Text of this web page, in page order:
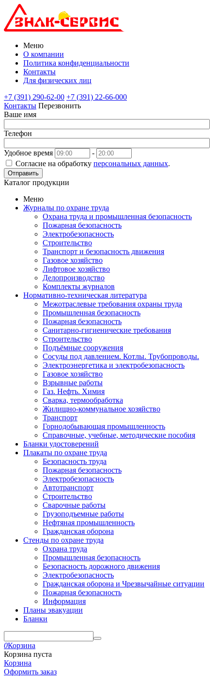
Меню
О компании
Политика конфиденциальности
Контакты
Для физических лиц
+7 (391) 290-62-00 +7 (391) 22-66-000
Контакты Перезвонить
Ваше имя
Телефон
Удобное время
-
Согласие на обработку персональных данных.
Отправить
Каталог продукции
Меню
Журналы по охране труда
Охрана труда и промышленная безопасность
Пожарная безопасность
Электробезопасность
Строительство
Транспорт и безопасность движения
Газовое хозяйство
Лифтовое хозяйство
Делопроизводство
Комплекты журналов
Нормативно-техническая литература
Межотраслевые требования охраны труда
Промышленная безопасность
Пожарная безопасность
Санитарно-гигиенические требования
Строительство
Подъёмные сооружения
Сосуды под давлением. Котлы. Трубопроводы.
Электроэнергетика и электробезопасность
Газовое хозяйство
Взрывные работы
Газ. Нефть. Химия
Сварка, термообработка
Жилищно-коммунальное хозяйство
Транспорт
Горнодобывающая промышленность
Справочные, учебные, методические пособия
Бланки удостоверений
Плакаты по охране труда
Безопасность труда
Пожарная безопасность
Электробезопасность
Автотранспорт
Строительство
Сварочные работы
Грузоподъемные работы
Нефтяная промышленность
Гражданская оборона
Стенды по охране труда
Охрана труда
Промышленная безопасность
Безопасность дорожного движения
Электробезопасность
Гражданская оборона и Чрезвычайные ситуации
Пожарная безопасность
Информация
Планы эвакуации
Бланки
0Корзина
Корзина пуста
Корзина
Оформить заказ